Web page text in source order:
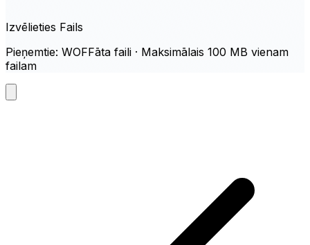
Izvēlieties Fails
Pieņemtie: WOFFāta faili · Maksimālais 100 MB vienam
failam